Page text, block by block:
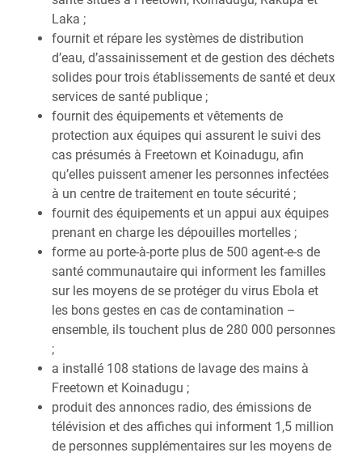
Laka ;
fournit et répare les systèmes de distribution
d’eau, d’assainissement et de gestion des déchets
solides pour trois établissements de santé et deux
services de santé publique ;
fournit des équipements et vêtements de
protection aux équipes qui assurent le suivi des
cas présumés à Freetown et Koinadugu, afin
qu’elles puissent amener les personnes infectées
à un centre de traitement en toute sécurité ;
fournit des équipements et un appui aux équipes
prenant en charge les dépouilles mortelles ;
forme au porte-à-porte plus de 500 agent-e-s de
santé communautaire qui informent les familles
sur les moyens de se protéger du virus Ebola et
les bons gestes en cas de contamination –
ensemble, ils touchent plus de 280 000 personnes
;
a installé 108 stations de lavage des mains à
Freetown et Koinadugu ;
produit des annonces radio, des émissions de
télévision et des affiches qui informent 1,5 million
de personnes supplémentaires sur les moyens de